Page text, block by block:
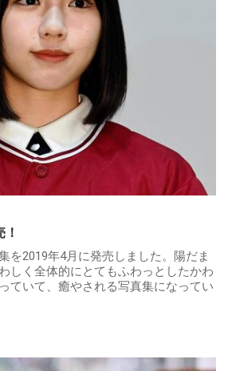
を2019年4月に発売しました。陽だま
しく全体的にとてもふわっとしたかわ
ていて、癒やされる写真集になってい